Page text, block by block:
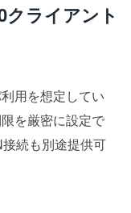
ライアント
用を想定してい
を厳密に設定で
続も別途提供可